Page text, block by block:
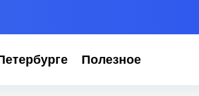
Полезное